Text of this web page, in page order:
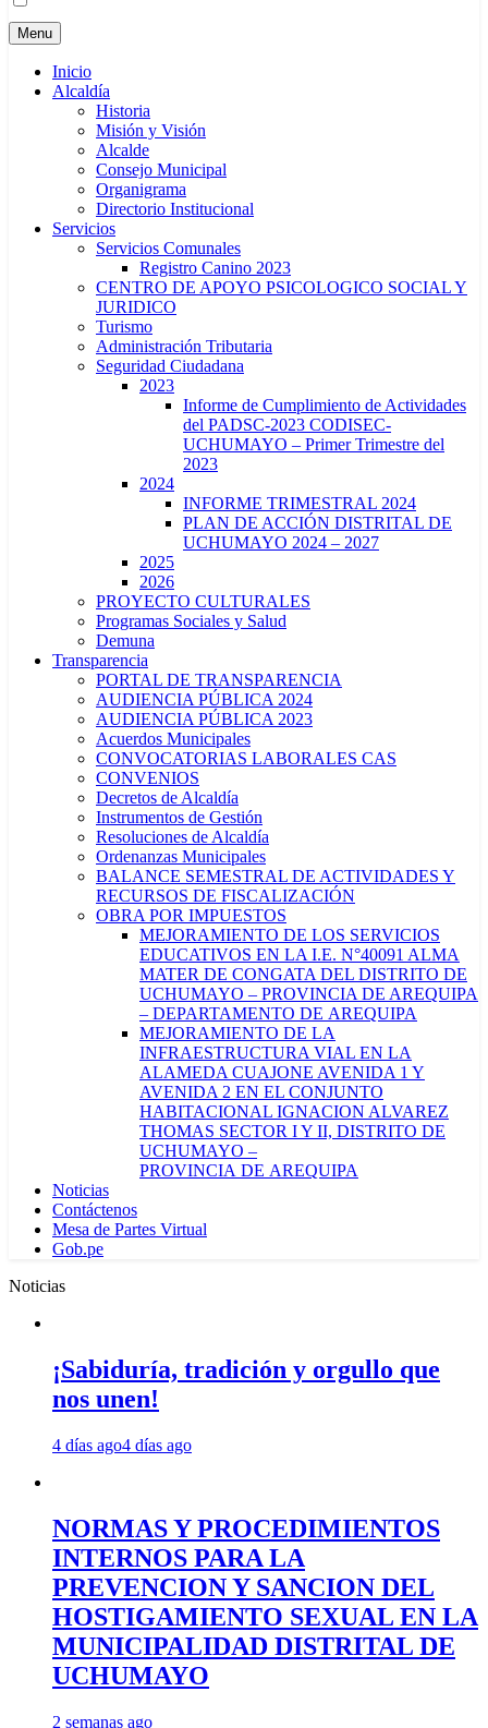
Menu
Inicio
Alcaldía
Historia
Misión y Visión
Alcalde
Consejo Municipal
Organigrama
Directorio Institucional
Servicios
Servicios Comunales
Registro Canino 2023
CENTRO DE APOYO PSICOLOGICO SOCIAL Y
JURIDICO
Turismo
Administración Tributaria
Seguridad Ciudadana
2023
Informe de Cumplimiento de Actividades
del PADSC-2023 CODISEC-
UCHUMAYO – Primer Trimestre del
2023
2024
INFORME TRIMESTRAL 2024
PLAN DE ACCIÓN DISTRITAL DE
UCHUMAYO 2024 – 2027
2025
2026
PROYECTO CULTURALES
Programas Sociales y Salud
Demuna
Transparencia
PORTAL DE TRANSPARENCIA
AUDIENCIA PÚBLICA 2024
AUDIENCIA PÚBLICA 2023
Acuerdos Municipales
CONVOCATORIAS LABORALES CAS
CONVENIOS
Decretos de Alcaldía
Instrumentos de Gestión
Resoluciones de Alcaldía
Ordenanzas Municipales
BALANCE SEMESTRAL DE ACTIVIDADES Y
RECURSOS DE FISCALIZACIÓN
OBRA POR IMPUESTOS
MEJORAMIENTO DE LOS SERVICIOS
EDUCATIVOS EN LA I.E. N°40091 ALMA
MATER DE CONGATA DEL DISTRITO DE
UCHUMAYO – PROVINCIA DE AREQUIPA
– DEPARTAMENTO DE AREQUIPA
MEJORAMIENTO DE LA
INFRAESTRUCTURA VIAL EN LA
ALAMEDA CUAJONE AVENIDA 1 Y
AVENIDA 2 EN EL CONJUNTO
HABITACIONAL IGNACION ALVAREZ
THOMAS SECTOR I Y II, DISTRITO DE
UCHUMAYO –
PROVINCIA DE AREQUIPA
Noticias
Contáctenos
Mesa de Partes Virtual
Gob.pe
Noticias
¡Sabiduría, tradición y orgullo que
nos unen!
4 días ago4 días ago
NORMAS Y PROCEDIMIENTOS
INTERNOS PARA LA
PREVENCION Y SANCION DEL
HOSTIGAMIENTO SEXUAL EN LA
MUNICIPALIDAD DISTRITAL DE
UCHUMAYO
2 semanas ago